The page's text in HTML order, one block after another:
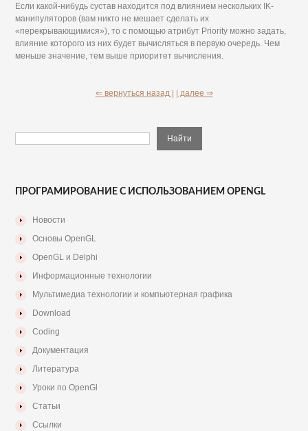
Если какой-нибудь сустав находится под влиянием нескольких IK-
манипуляторов (вам никто не мешает сделать их
«перекрывающимися»), то с помощью атрибут Priority можно задать,
влияние которого из них будет вычисляться в первую очередь. Чем
меньше значение, тем выше приоритет вычисления.
⇐ вернуться назад | | далее ⇒
ПРОГРАМИРОВАНИЕ С ИСПОЛЬЗОВАНИЕМ OPENGL
Новости
Основы OpenGL
OpenGL и Delphi
Информационные технологии
Мультимедиа технологии и компьютерная графика
Download
Coding
Документация
Литература
Уроки по OpenGl
Статьи
Ссылки